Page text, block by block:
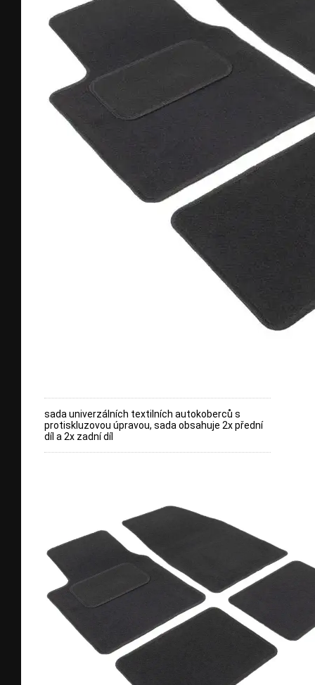
sada univerzálních textilních autokoberců s
protiskluzovou úpravou, sada obsahuje 2x přední
díl a 2x zadní díl